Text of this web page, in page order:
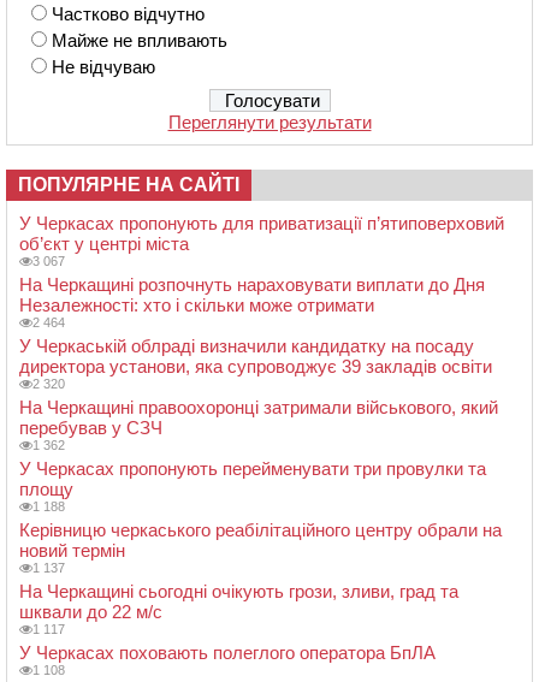
Частково відчутно
Майже не впливають
Не відчуваю
Переглянути результати
ПОПУЛЯРНЕ НА САЙТІ
У Черкасах пропонують для приватизації п’ятиповерховий
об’єкт у центрі міста
3 067
На Черкащині розпочнуть нараховувати виплати до Дня
Незалежності: хто і скільки може отримати
2 464
У Черкаській облраді визначили кандидатку на посаду
директора установи, яка супроводжує 39 закладів освіти
2 320
На Черкащині правоохоронці затримали військового, який
перебував у СЗЧ
1 362
У Черкасах пропонують перейменувати три провулки та
площу
1 188
Керівницю черкаського реабілітаційного центру обрали на
новий термін
1 137
На Черкащині сьогодні очікують грози, зливи, град та
шквали до 22 м/с
1 117
У Черкасах поховають полеглого оператора БпЛА
1 108